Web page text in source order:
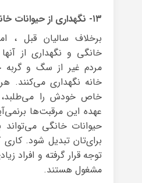
۱۳- نگهداری از حیوانات خانگی
برخلاف سالیان قبل ،
خانگی و نگهداری از
مردم غیر از سگ و گربه
خانه نگهداری می‌کنند.
خاص خودش را می‌طلبد،
عهده‌ این مرقبت‌ها
حیوانات خانگی می‌تواند
برای‌تان تبدیل شود.
توجه قرار گرفته و افراد
مشغول هستند.